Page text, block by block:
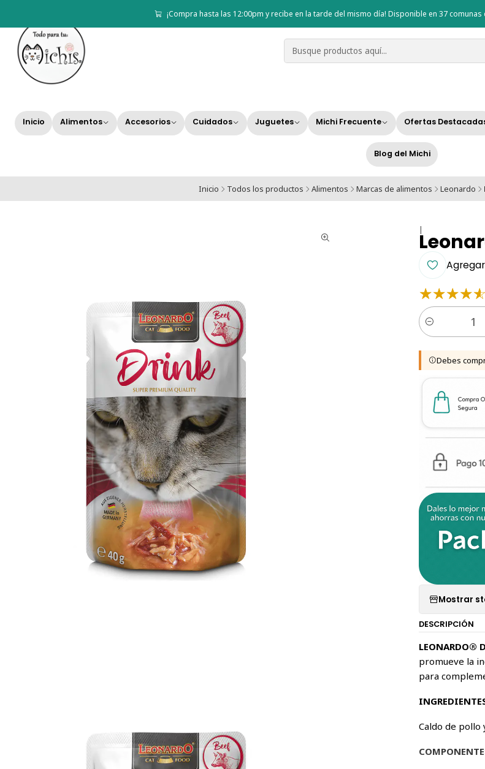
Inicio Alimentos Accesorios Cuidados Juguetes Michi Frecuente Ofertas
Blog del Michi
¡Compra hasta las 12:00pm y recibe en la tarde del mismo día! Disponible en 37
Inicio Todos los productos Alimentos Marcas de alimentos Leonardo
|
Cantidad
Debes
Mostrar
DESCRIPCIÓN
LEONARDO®
promueve la
para
Caldo de pollo